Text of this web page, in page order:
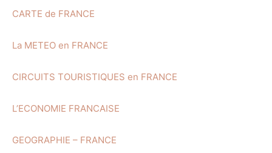
CARTE de FRANCE
La METEO en FRANCE
CIRCUITS TOURISTIQUES en FRANCE
L’ECONOMIE FRANCAISE
GEOGRAPHIE – FRANCE